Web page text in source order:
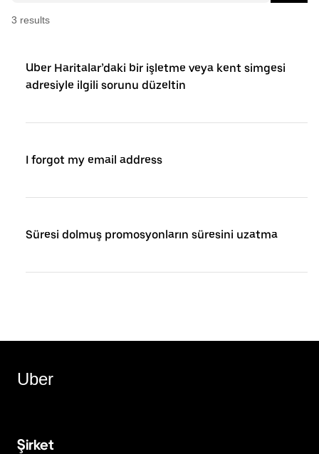
3 results
Uber Haritalar’daki bir işletme veya kent simgesi
adresiyle ilgili sorunu düzeltin
I forgot my email address
Süresi dolmuş promosyonların süresini uzatma
Uber
Şirket